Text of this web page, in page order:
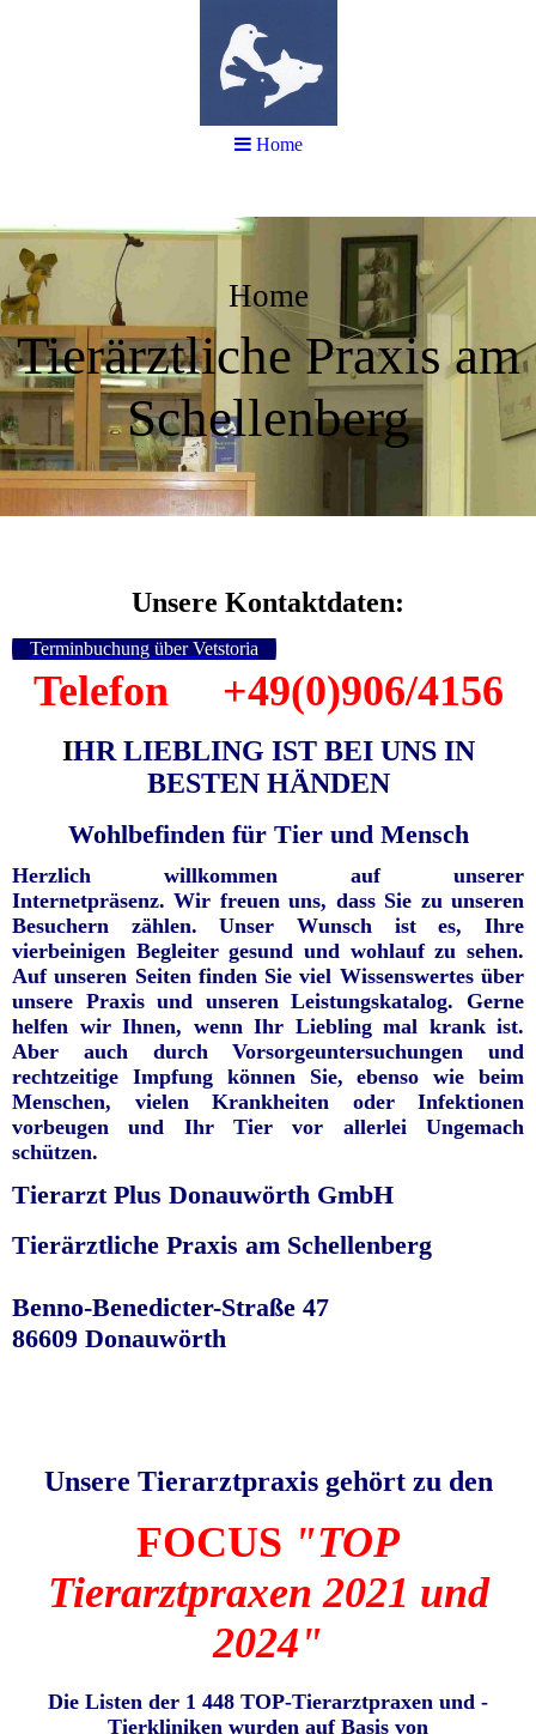
Home
Tierärztliche Praxis am
Schellenberg
Unsere Kontaktdaten:
Terminbuchung über Vetstoria
Telefon +49(0)906/4156
IHR LIEBLING IST BEI UNS IN
BESTEN HÄNDEN
Wohlbefinden für Tier und Mensch
Herzlich willkommen auf unserer
Internetpräsenz.Wir freuen uns, dass Sie zu unseren
Besuchern zählen. Unser Wunsch ist es, Ihre
vierbeinigen Begleiter gesund und wohlauf zu sehen.
Auf unseren Seiten finden Sie viel Wissenswertes über
unsere Praxis und unseren Leistungskatalog. Gerne
helfen wir Ihnen, wenn Ihr Liebling mal krank ist.
Aber auch durch Vorsorgeuntersuchungen und
rechtzeitige Impfung können Sie, ebenso wie beim
Menschen, vielen Krankheiten oder Infektionen
vorbeugen und Ihr Tier vor allerlei Ungemach
schützen.
Tierarzt Plus Donauwörth GmbH
Tierärztliche Praxis am Schellenberg
Benno-Benedicter-Straße 47
86609 Donauwörth
Unsere Tierarztpraxis gehört zu den
FOCUS "TOP
Tierarztpraxen 2021 und
2024"
Die Listen der 1 448 TOP-Tierarztpraxen und -
Tierkliniken wurden auf Basis von
Home